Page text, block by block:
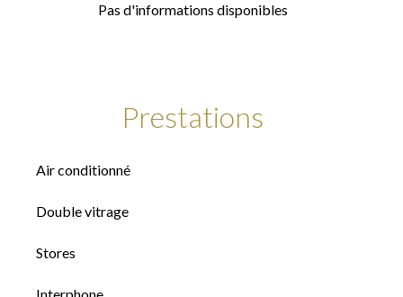
Pas d'informations disponibles
Prestations
Air conditionné
Double vitrage
Stores